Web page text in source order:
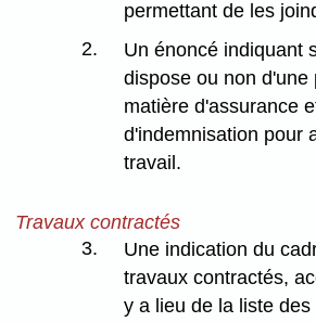
permettant de les
2.
Un énoncé indiquant
dispose ou non d'une
matière d'assurance
d'indemnisation pour
travail.
Travaux contractés
3.
Une indication du
travaux contractés,
y a lieu de la liste des